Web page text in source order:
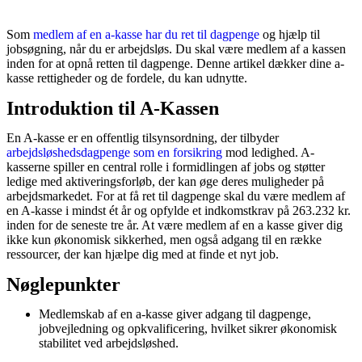
Som medlem af en a-kasse har du ret til dagpenge og hjælp til
jobsøgning, når du er arbejdsløs. Du skal være medlem af a kassen
inden for at opnå retten til dagpenge. Denne artikel dækker dine a-
kasse rettigheder og de fordele, du kan udnytte.
Introduktion til A-Kassen
En A-kasse er en offentlig tilsynsordning, der tilbyder
arbejdsløshedsdagpenge som en forsikring mod ledighed. A-
kasserne spiller en central rolle i formidlingen af jobs og støtter
ledige med aktiveringsforløb, der kan øge deres muligheder på
arbejdsmarkedet. For at få ret til dagpenge skal du være medlem af
en A-kasse i mindst ét år og opfylde et indkomstkrav på 263.232 kr.
inden for de seneste tre år. At være medlem af en a kasse giver dig
ikke kun økonomisk sikkerhed, men også adgang til en række
ressourcer, der kan hjælpe dig med at finde et nyt job.
Nøglepunkter
Medlemskab af en a-kasse giver adgang til dagpenge,
jobvejledning og opkvalificering, hvilket sikrer økonomisk
stabilitet ved arbejdsløshed.